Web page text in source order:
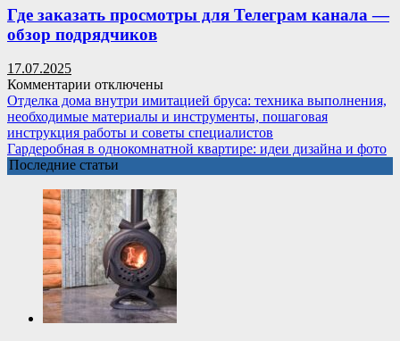
Дизайн
плитки
комнате
натяжных
потолков
Где заказать просмотры для Телеграм канала —
обзор подрядчиков
17.07.2025
Комментарии к
записи
Где
заказать
просмотры
для
Телеграм
канала
—
обзор
подрядчиков
отключены
Отделка дома внутри имитацией бруса: техника выполнения,
необходимые материалы и инструменты, пошаговая
инструкция работы и советы специалистов
Гардеробная в однокомнатной квартире: идеи дизайна и фото
Последние статьи